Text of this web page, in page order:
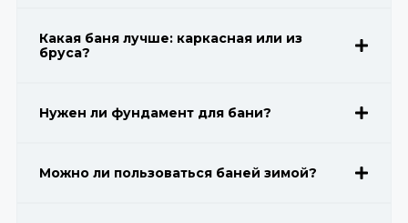
Какая баня лучше: каркасная или из
бруса?
Нужен ли фундамент для бани?
Можно ли пользоваться баней зимой?